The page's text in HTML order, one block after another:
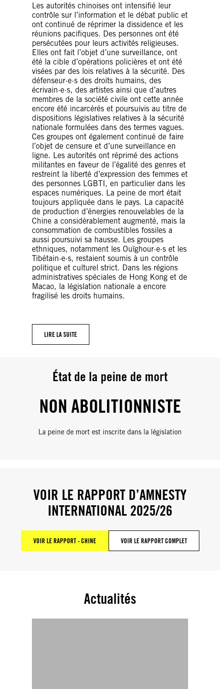
Les autorités chinoises ont intensifié leur
contrôle sur l’information et le débat public et
ont continué de réprimer la dissidence et les
réunions pacifiques. Des personnes ont été
persécutées pour leurs activités religieuses.
Elles ont fait l’objet d’une surveillance, ont
été la cible d’opérations policières et ont été
visées par des lois relatives à la sécurité. Des
défenseur·e·s des droits humains, des
écrivain·e·s, des artistes ainsi que d’autres
membres de la société civile ont cette année
encore été incarcérés et poursuivis au titre de
dispositions législatives relatives à la sécurité
nationale formulées dans des termes vagues.
Ces groupes ont également continué de faire
l’objet de censure et d’une surveillance en
ligne. Les autorités ont réprimé des actions
militantes en faveur de l’égalité des genres et
restreint la liberté d’expression des femmes et
des personnes LGBTI, en particulier dans les
espaces numériques. La peine de mort était
toujours appliquée dans le pays. La capacité
de production d’énergies renouvelables de la
Chine a considérablement augmenté, mais la
consommation de combustibles fossiles a
aussi poursuivi sa hausse. Les groupes
ethniques, notamment les Ouïghour·e·s et les
Tibétain·e·s, restaient soumis à un contrôle
politique et culturel strict. Dans les régions
administratives spéciales de Hong Kong et de
Macao, la législation nationale a encore
fragilisé les droits humains.
LIRE LA SUITE
État de la peine de mort
NON ABOLITIONNISTE
La peine de mort est inscrite dans la législation
VOIR LE RAPPORT D’AMNESTY
INTERNATIONAL 2025/26
VOIR LE RAPPORT - CHINE VOIR LE RAPPORT COMPLET
Actualités